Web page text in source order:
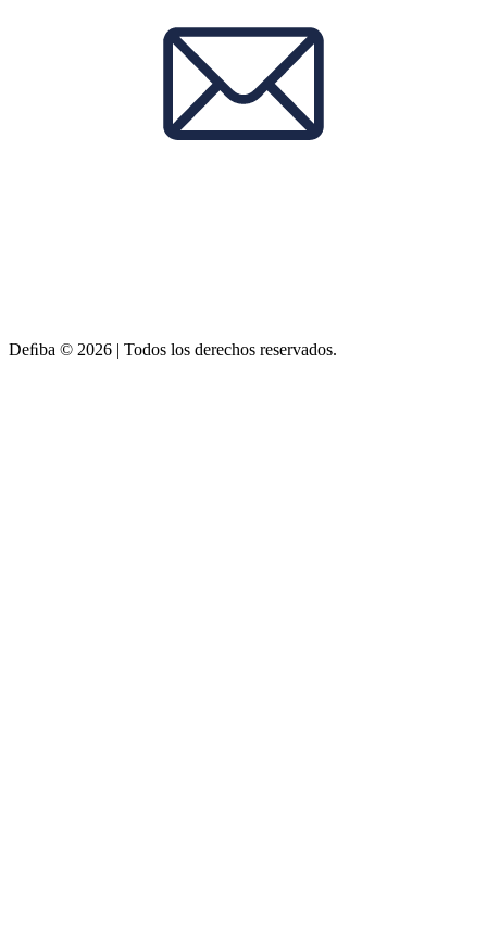
Deﬁba © 2026 | Todos los derechos reservados.